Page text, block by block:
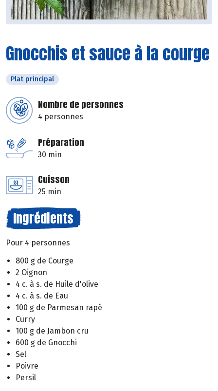
Gnocchis et sauce à la courge
Plat principal
Nombre de personnes
4 personnes
Préparation
30 min
Cuisson
25 min
Ingrédients
Pour 4 personnes
800 g de Courge
2 Oignon
4 c. à s. de Huile d'olive
4 c. à s. de Eau
100 g de Parmesan rapé
Curry
100 g de Jambon cru
600 g de Gnocchi
Sel
Poivre
Persil